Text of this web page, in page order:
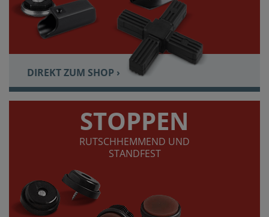
DIREKT ZUM SHOP ›
STOPPEN
RUTSCHHEMMEND UND
STANDFEST